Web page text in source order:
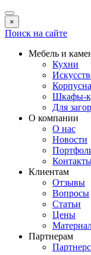
×
Поиск на сайте
Мебель и
Кухни
Шкафы-
Для
О компании
О нас
Новости
Клиентам
Отзывы
Вопросы
Статьи
Цены
Партнерам